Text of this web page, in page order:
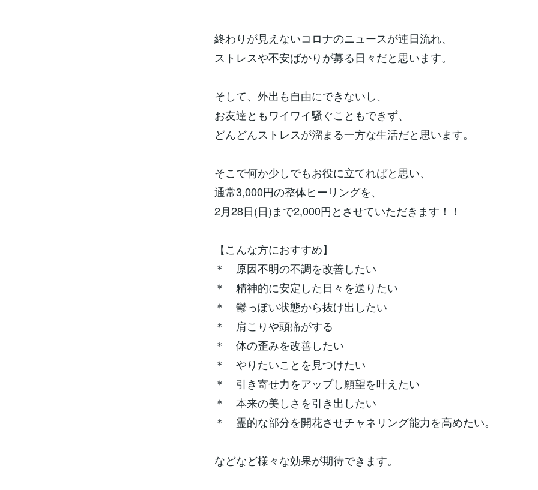
終わりが見えないコロナのニュースが連日流れ、
ストレスや不安ばかりが募る日々だと思います。
そして、外出も自由にできないし、
お友達ともワイワイ騒ぐこともできず、
どんどんストレスが溜まる一方な生活だと思います。
そこで何か少しでもお役に立てればと思い、
通常3,000円の整体ヒーリングを、
2月28日(日)まで2,000円とさせていただきます！！
【こんな方におすすめ】
＊ 原因不明の不調を改善したい
＊ 精神的に安定した日々を送りたい
＊ 鬱っぽい状態から抜け出したい
＊ 肩こりや頭痛がする
＊ 体の歪みを改善したい
＊ やりたいことを見つけたい
＊ 引き寄せ力をアップし願望を叶えたい
＊ 本来の美しさを引き出したい
＊ 霊的な部分を開花させチャネリング能力を高めたい。
などなど様々な効果が期待できます。